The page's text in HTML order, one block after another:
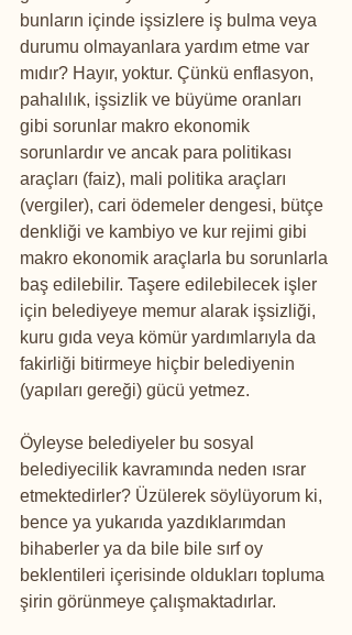
bunların içinde işsizlere iş bulma veya
durumu olmayanlara yardım etme var
mıdır? Hayır, yoktur. Çünkü enflasyon,
pahalılık, işsizlik ve büyüme oranları
gibi sorunlar makro ekonomik
sorunlardır ve ancak para politikası
araçları (faiz), mali politika araçları
(vergiler), cari ödemeler dengesi, bütçe
denkliği ve kambiyo ve kur rejimi gibi
makro ekonomik araçlarla bu sorunlarla
baş edilebilir. Taşere edilebilecek işler
için belediyeye memur alarak işsizliği,
kuru gıda veya kömür yardımlarıyla da
fakirliği bitirmeye hiçbir belediyenin
(yapıları gereği) gücü yetmez.
Öyleyse belediyeler bu sosyal
belediyecilik kavramında neden ısrar
etmektedirler? Üzülerek söylüyorum ki,
bence ya yukarıda yazdıklarımdan
bihaberler ya da bile bile sırf oy
beklentileri içerisinde oldukları topluma
şirin görünmeye çalışmaktadırlar.